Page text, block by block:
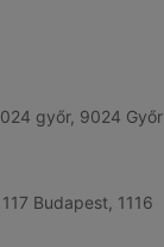
győr, 9024 Győr
Budapest, 1116